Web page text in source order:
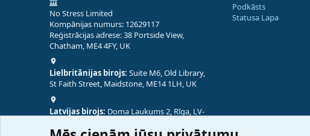
No Stress Limited
Kompānijas numurs: 12629117
Reģistrācijas adrese: 38 Portside View,
Chatham, ME4 4FY, UK
Lielbritānijas birojs: Suite M6, Old Library,
St Faith Street, Maidstone, ME14 1LH, UK
Latvijas birojs: Doma Laukums 2, Rīga, LV-
Podkāsts
Statusa Lapa